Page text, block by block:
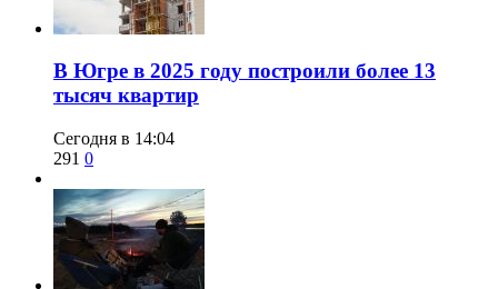
​В Югре в 2025 году построили более 13
тысяч квартир
Сегодня в 14:04
291 0